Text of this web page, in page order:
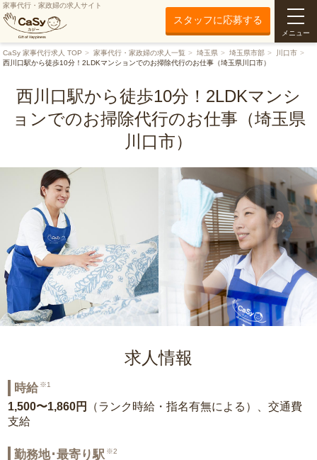
家事代行・家政婦の求人サイト
スタッフに応募する
メニュー
CaSy 家事代行求人 TOP 家事代行・家政婦の求人一覧 埼玉県 埼玉県市部
川口市
西川口駅から徒歩10分！2LDKマンションでのお掃除代行のお仕事（埼玉県川口市）
西川口駅から徒歩10分！2LDKマンシ
ョンでのお掃除代行のお仕事（埼玉県
川口市）
求人情報
時給 ※1
1,500〜1,860円
（ランク時給・指名有無による）、交通費
支給
勤務地･最寄り駅 ※2